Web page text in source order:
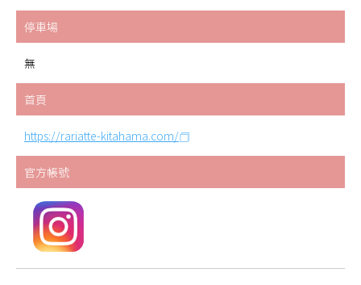
停車場
無
首頁
https://rariatte-kitahama.com/
官方帳號